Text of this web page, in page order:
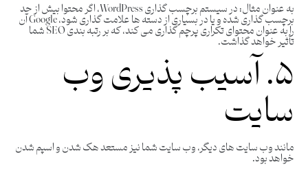
به عنوان مثال: در سیستم برچسب گذاری WordPress، اگر محتوا بیش از حد
برچسب گذاری شده و یا در بسیاری از دسته ها علامت گذاری شود، Google آن
را به عنوان محتوای تکراری پرچم گذاری می کند، که بر رتبه بندی SEO شما
تأثیر خواهد گذاشت.
۵. آسیب پذیری وب
سایت
مانند وب سایت های دیگر، وب سایت شما نیز مستعد هک شدن و اسپم شدن
خواهد بود.